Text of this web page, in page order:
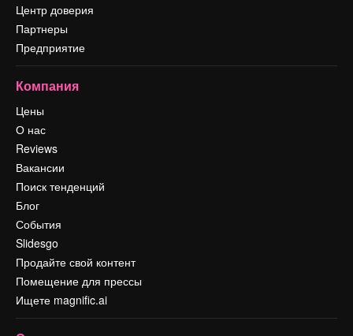
Центр доверия
Партнеры
Предприятие
Компания
Цены
О нас
Reviews
Вакансии
Поиск тенденций
Блог
События
Slidesgo
Продайте свой контент
Помещение для прессы
Ищете magnific.ai